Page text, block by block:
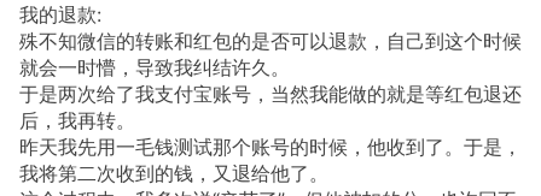
我的退款:
殊不知微信的转账和红包的是否可以退款，自己到这个时候
就会一时懵，导致我纠结许久。
于是两次给了我支付宝账号，当然我能做的就是等红包退还
后，我再转。
昨天我先用一毛钱测试那个账号的时候，他收到了。于是，
我将第二次收到的钱，又退给他了。